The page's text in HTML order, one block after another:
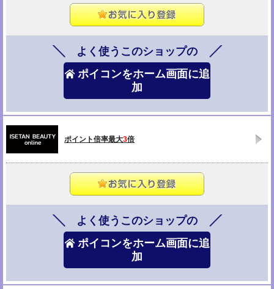
よく使うこのショップの
ポイコンをホーム画面に追
加
ポイント倍率最大3倍
よく使うこのショップの
ポイコンをホーム画面に追
加